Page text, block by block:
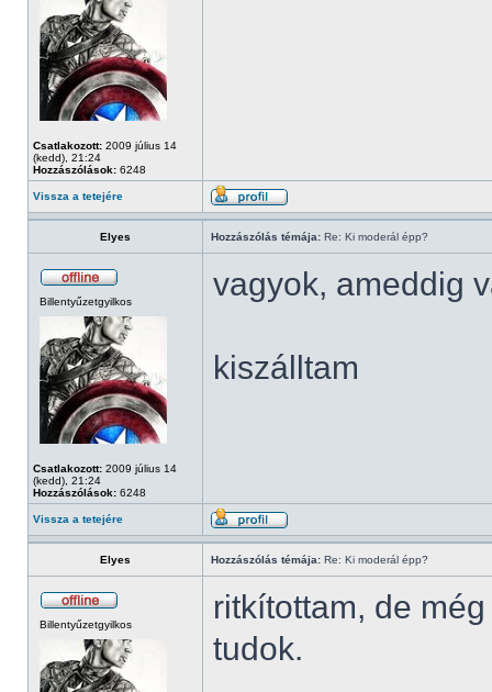
Csatlakozott: 2009 július 14
(kedd), 21:24
Hozzászólások: 6248
Vissza a tetejére
Elyes Hozzászólás témája: Re: Ki moderál épp?
Billentyűzetgyilkos
Csatlakozott: 2009 július 14
(kedd), 21:24
Hozzászólások: 6248
vagyok, ameddig
kiszálltam
Vissza a tetejére
Elyes Hozzászólás témája: Re: Ki moderál épp?
Billentyűzetgyilkos
ritkítottam, de
tudok.